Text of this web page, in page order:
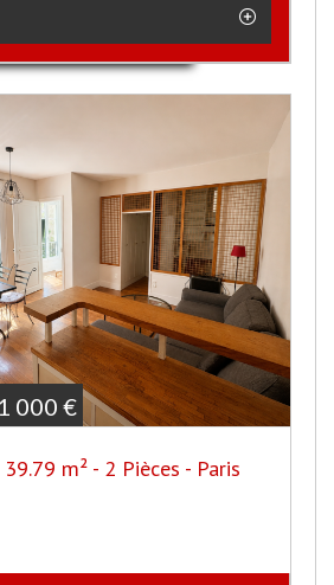
000 €
m² - 2 Pièces - Paris